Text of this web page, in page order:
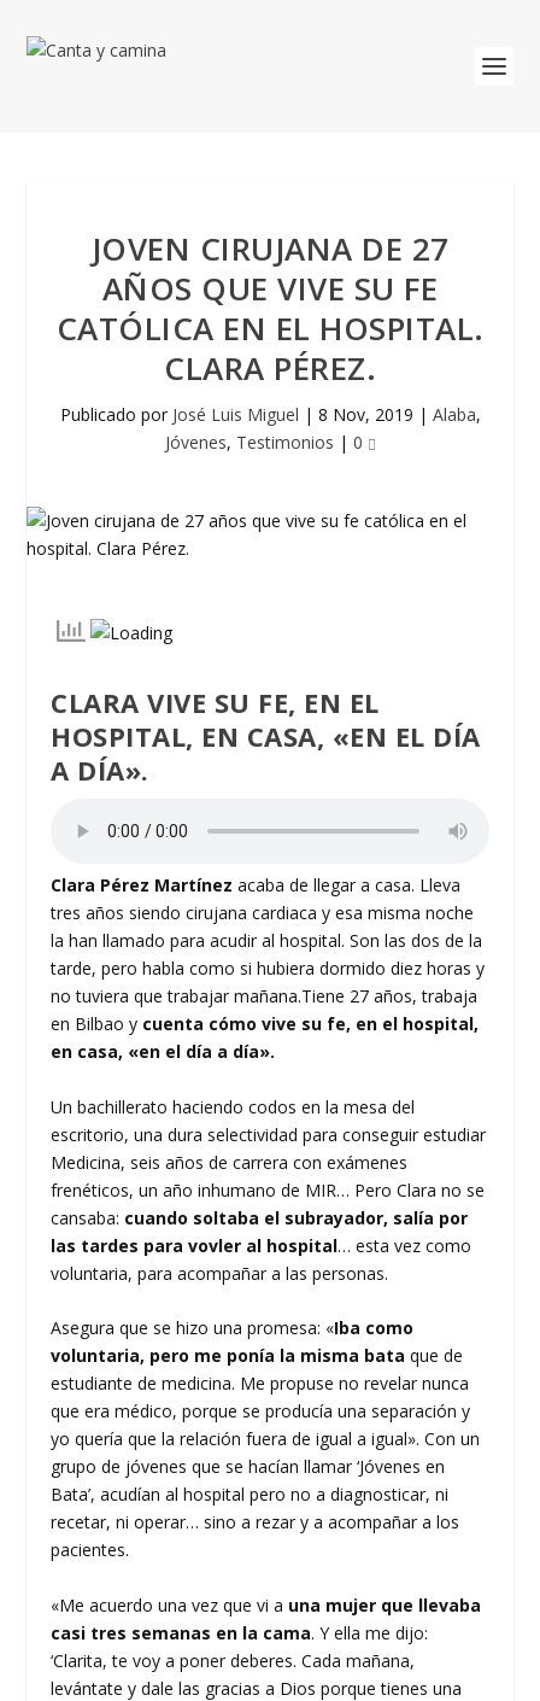
JOVEN CIRUJANA DE 27
AÑOS QUE VIVE SU FE
CATÓLICA EN EL HOSPITAL.
CLARA PÉREZ.
Publicado por José Luis Miguel | 8 Nov, 2019 | Alaba,
Jóvenes, Testimonios | 0
CLARA VIVE SU FE, EN EL
HOSPITAL, EN CASA, «EN EL DÍA
A DÍA».
Clara Pérez Martínezacaba de llegar a casa. Lleva
tres años siendo cirujana cardiaca y esa misma noche
la han llamado para acudir al hospital. Son las dos de la
tarde, pero habla como si hubiera dormido diez horas y
no tuviera que trabajar mañana.Tiene 27 años, trabaja
en Bilbao y cuenta cómo vive su fe, en el hospital,
en casa, «en el día a día».
Un bachillerato haciendo codos en la mesa del
escritorio, una dura selectividad para conseguir estudiar
Medicina, seis años de carrera con exámenes
frenéticos, un año inhumano de MIR… Pero Clara no se
cansaba: cuando soltaba el subrayador, salía por
las tardes para vovler al hospital… esta vez como
voluntaria, para acompañar a las personas.
Asegura que se hizo una promesa: «Iba como
voluntaria, pero me ponía la misma bata que de
estudiante de medicina. Me propuse no revelar nunca
que era médico, porque se producía una separación y
yo quería que la relación fuera de igual a igual». Con un
grupo de jóvenes que se hacían llamar ‘Jóvenes en
Bata’, acudían al hospital pero no a diagnosticar, ni
recetar, ni operar… sino a rezar y a acompañar a los
pacientes.
«Me acuerdo una vez que vi a una mujer que llevaba
casi tres semanas en la cama. Y ella me dijo:
‘Clarita, te voy a poner deberes. Cada mañana,
levántate y dale las gracias a Dios porque tienes una